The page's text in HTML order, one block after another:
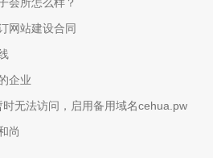
网站建设合同
企业
无法访问，启用备用域名cehua.pw
尚